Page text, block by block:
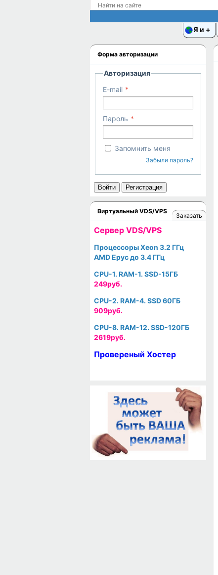
Я и
Форма авторизации
Авторизация
E-mail
Пароль
Запомнить меня
Забыли пароль?
Войти Регистрация
Виртуальный VDS/VPS
Заказать
Cервер VDS/VPS
Процессоры Xeon 3.2 ГГц
AMD Epyc до 3.4 ГГц
CPU-1. RAM-1. SSD-15ГБ
249руб.
CPU-2. RAM-4. SSD 60ГБ
909руб.
CPU-8. RAM-12. SSD-120ГБ
2619руб.
Провереный Хостер